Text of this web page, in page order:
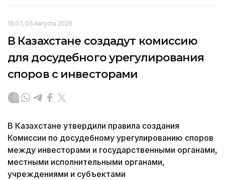
16:07, 06 Августа 2026
В Казахстане создадут комиссию
для досудебного урегулирования
споров с инвесторами
В Казахстане утвердили правила создания
Комиссии по досудебному урегулированию споров
между инвесторами и государственными органами,
местными исполнительными органами,
учреждениями и субъектами